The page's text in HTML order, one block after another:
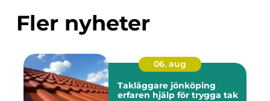
Fler nyheter
06. aug
Takläggare jönköping
erfaren hjälp för trygga tak